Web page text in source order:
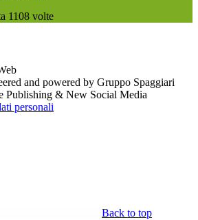
1108 volte
and powered by Gruppo Spaggiari
Publishing & New Social Media
personali
Back to top